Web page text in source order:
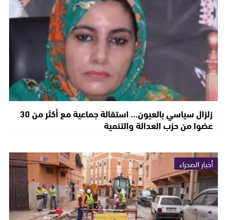
زلزال سياسي بالعيون… استقالة جماعية مع أكثر من 30
عضوا من حزب العدالة والتنمية
أخبار الصحراء